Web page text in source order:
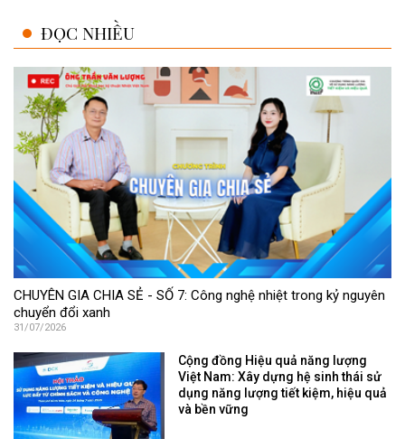
ĐỌC NHIỀU
CHUYÊN GIA CHIA SẺ - SỐ 7: Công nghệ nhiệt trong kỷ nguyên
chuyển đổi xanh
31/07/2026
Cộng đồng Hiệu quả năng lượng
Việt Nam: Xây dựng hệ sinh thái sử
dụng năng lượng tiết kiệm, hiệu quả
và bền vững